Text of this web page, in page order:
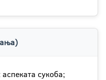
сукоба;